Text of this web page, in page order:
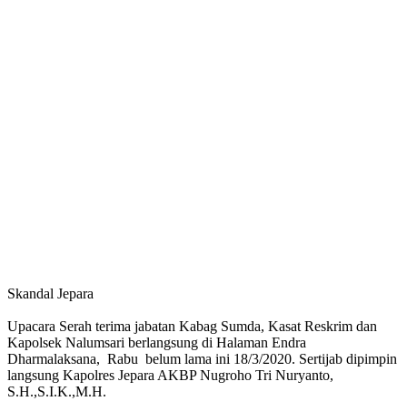
Skandal Jepara
Upacara Serah terima jabatan Kabag Sumda, Kasat Reskrim dan
Kapolsek Nalumsari berlangsung di Halaman Endra
Dharmalaksana, Rabu belum lama ini 18/3/2020. Sertijab dipimpin
langsung Kapolres Jepara AKBP Nugroho Tri Nuryanto,
S.H.,S.I.K.,M.H.